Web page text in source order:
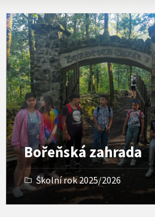
Bořeňská zahrada
Školní rok 2025/2026
O
p
e
n
G
a
l
l
e
r
y